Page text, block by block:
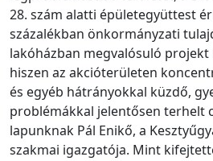
28. szám alatti épületegyüttest
százalékban önkormányzati
lakóházban megvalósuló
hiszen az akcióterületen
és egyéb hátrányokkal küzdő,
problémákkal jelentősen terhelt
lapunknak Pál Enikő, a
szakmai igazgatója. Mint